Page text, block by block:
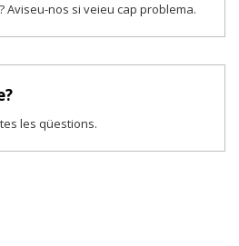
Aviseu-nos si veieu cap problema.
les qüestions.